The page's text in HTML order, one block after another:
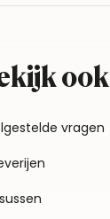
ook
vragen